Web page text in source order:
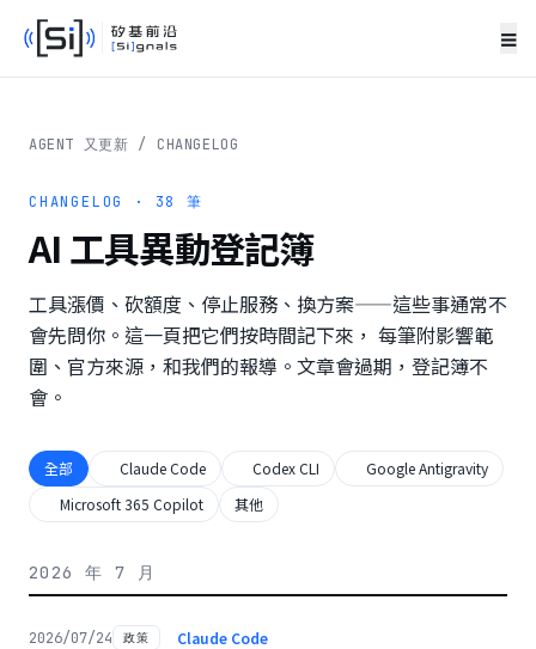
≡
AGENT 又更新 / CHANGELOG
CHANGELOG · 38 筆
AI 工具異動登記簿
工具漲價、砍額度、停止服務、換方案——這些事通常不
會先問你。這一頁把它們按時間記下來， 每筆附影響範
圍、官方來源，和我們的報導。文章會過期，登記簿不
會。
全部 Claude Code Codex CLI
Google Antigravity
Microsoft 365 Copilot
其他
2026 年 7 月
2026/07/24 政策 Claude Code